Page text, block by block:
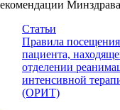
Минздрава
Статьи
Правила посещения
пациента,
отделении
интенсивной
(ОРИТ)